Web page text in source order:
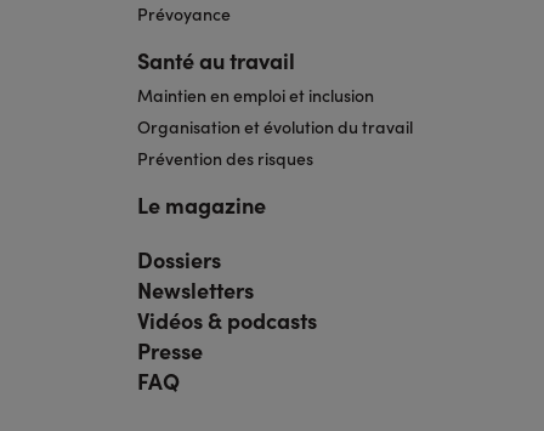
Prévoyance
Santé au travail
Maintien en emploi et inclusion
Organisation et évolution du travail
Prévention des risques
Le magazine
Navigation
pied
de
page
bis
Dossiers
Newsletters
Vidéos & podcasts
Presse
FAQ